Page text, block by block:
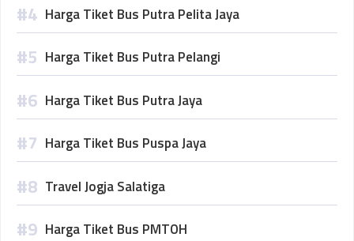
Harga Tiket Bus Putra Pelita Jaya
Harga Tiket Bus Putra Pelangi
Harga Tiket Bus Putra Jaya
Harga Tiket Bus Puspa Jaya
Travel Jogja Salatiga
Harga Tiket Bus PMTOH